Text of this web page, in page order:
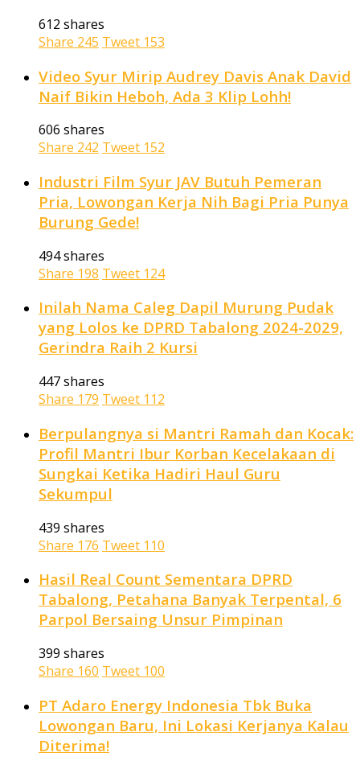
612 shares
Share 245 Tweet 153
Video Syur Mirip Audrey Davis Anak David
Naif Bikin Heboh, Ada 3 Klip Lohh!
606 shares
Share 242 Tweet 152
Industri Film Syur JAV Butuh Pemeran
Pria, Lowongan Kerja Nih Bagi Pria Punya
Burung Gede!
494 shares
Share 198 Tweet 124
Inilah Nama Caleg Dapil Murung Pudak
yang Lolos ke DPRD Tabalong 2024-2029,
Gerindra Raih 2 Kursi
447 shares
Share 179 Tweet 112
Berpulangnya si Mantri Ramah dan Kocak:
Profil Mantri Ibur Korban Kecelakaan di
Sungkai Ketika Hadiri Haul Guru
Sekumpul
439 shares
Share 176 Tweet 110
Hasil Real Count Sementara DPRD
Tabalong, Petahana Banyak Terpental, 6
Parpol Bersaing Unsur Pimpinan
399 shares
Share 160 Tweet 100
PT Adaro Energy Indonesia Tbk Buka
Lowongan Baru, Ini Lokasi Kerjanya Kalau
Diterima!